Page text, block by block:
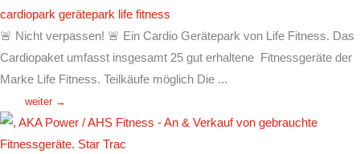
cardiopark gerätepark life fitness
🚨 Nicht verpassen! 🚨 Ein Cardio Gerätepark von Life Fitness. Das
Cardiopaket umfasst insgesamt 25 gut erhaltene Fitnessgeräte der
Marke Life Fitness. Teilkäufe möglich Die ...
weiter →